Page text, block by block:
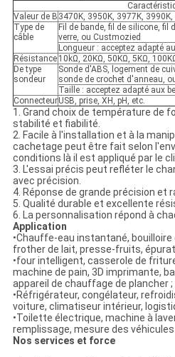
Valeur de B 3470K, 3950K, 3977K,
Type de
câble
Fil de bande, fil de silicone, fil
verre, ou Custmozied
Longueur : acceptez adapté
Résistance 10kΩ, 20KΩ, 50KΩ, 5KΩ,
De type
sondeur
Sonde d'ABS, logement de
sonde de crochet d'anneau,
Taille : acceptez adapté aux
ConnecteurUSB, prise, XH, pH, etc.
1. Grand choix de température de
stabilité et fiabilité.
2. Facile à l'installation et à la
cachetage peut être fait selon
conditions là il est appliqué par le
3. L'essai précis peut refléter le
avec précision.
4. Réponse de grande précision et
5. Qualité durable et excellente
6. La personnalisation répond à
Application
•Chauffe-eau instantané,
frother de lait, presse-fruits,
•four intelligent, casserole de
machine de pain, 3D imprimante,
appareil de chauffage de plancher ;
•Réfrigérateur, congélateur,
voiture, climatiseur intérieur,
•Toilette électrique, machine à
remplissage, mesure des
Nos services et force